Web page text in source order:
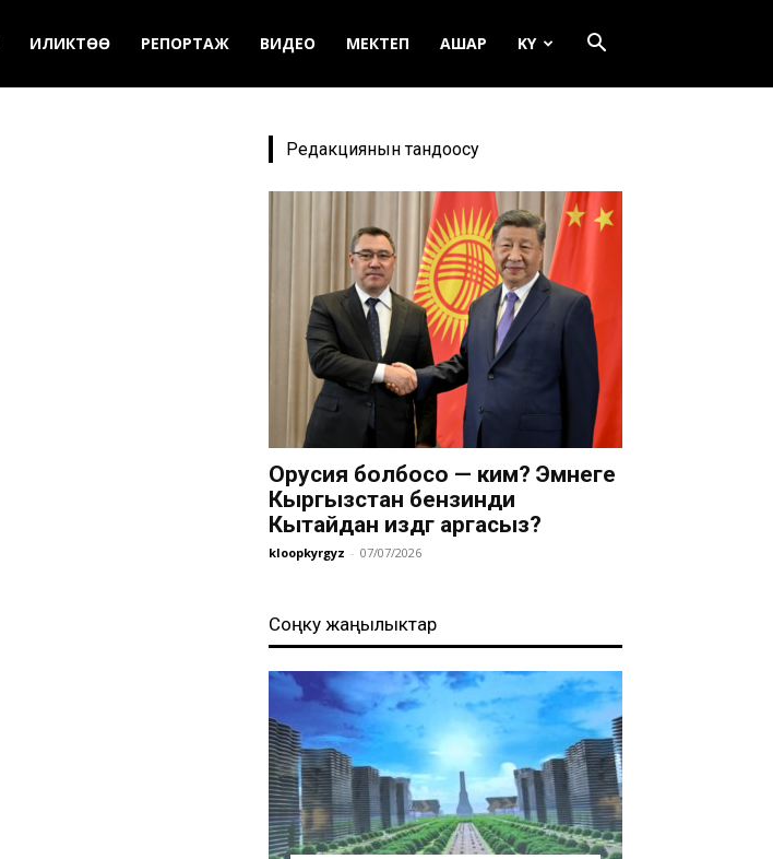
ИЛИКТӨӨ РЕПОРТАЖ ВИДЕО МЕКТЕП АШАР KY
Редакциянын тандоосу
Орусия болбосо — ким? Эмнеге
Кыргызстан бензинди
Кытайдан издөөгө аргасыз?
kloopkyrgyz - 07/07/2026
Соңку жаңылыктар